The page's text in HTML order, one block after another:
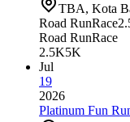
TBA, Kota
Road RunRace
Road RunRace
2.5K5K
Jul
19
2026
Platinum Fun